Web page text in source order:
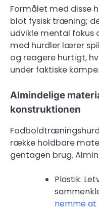
Formålet med disse
blot fysisk træning;
udvikle mental
med hurdler lærer
og reagere hurtigt,
under faktiske kampe.
Almindelige
konstruktionen
række holdbare
gentagen brug.
Plastik:
nemme at